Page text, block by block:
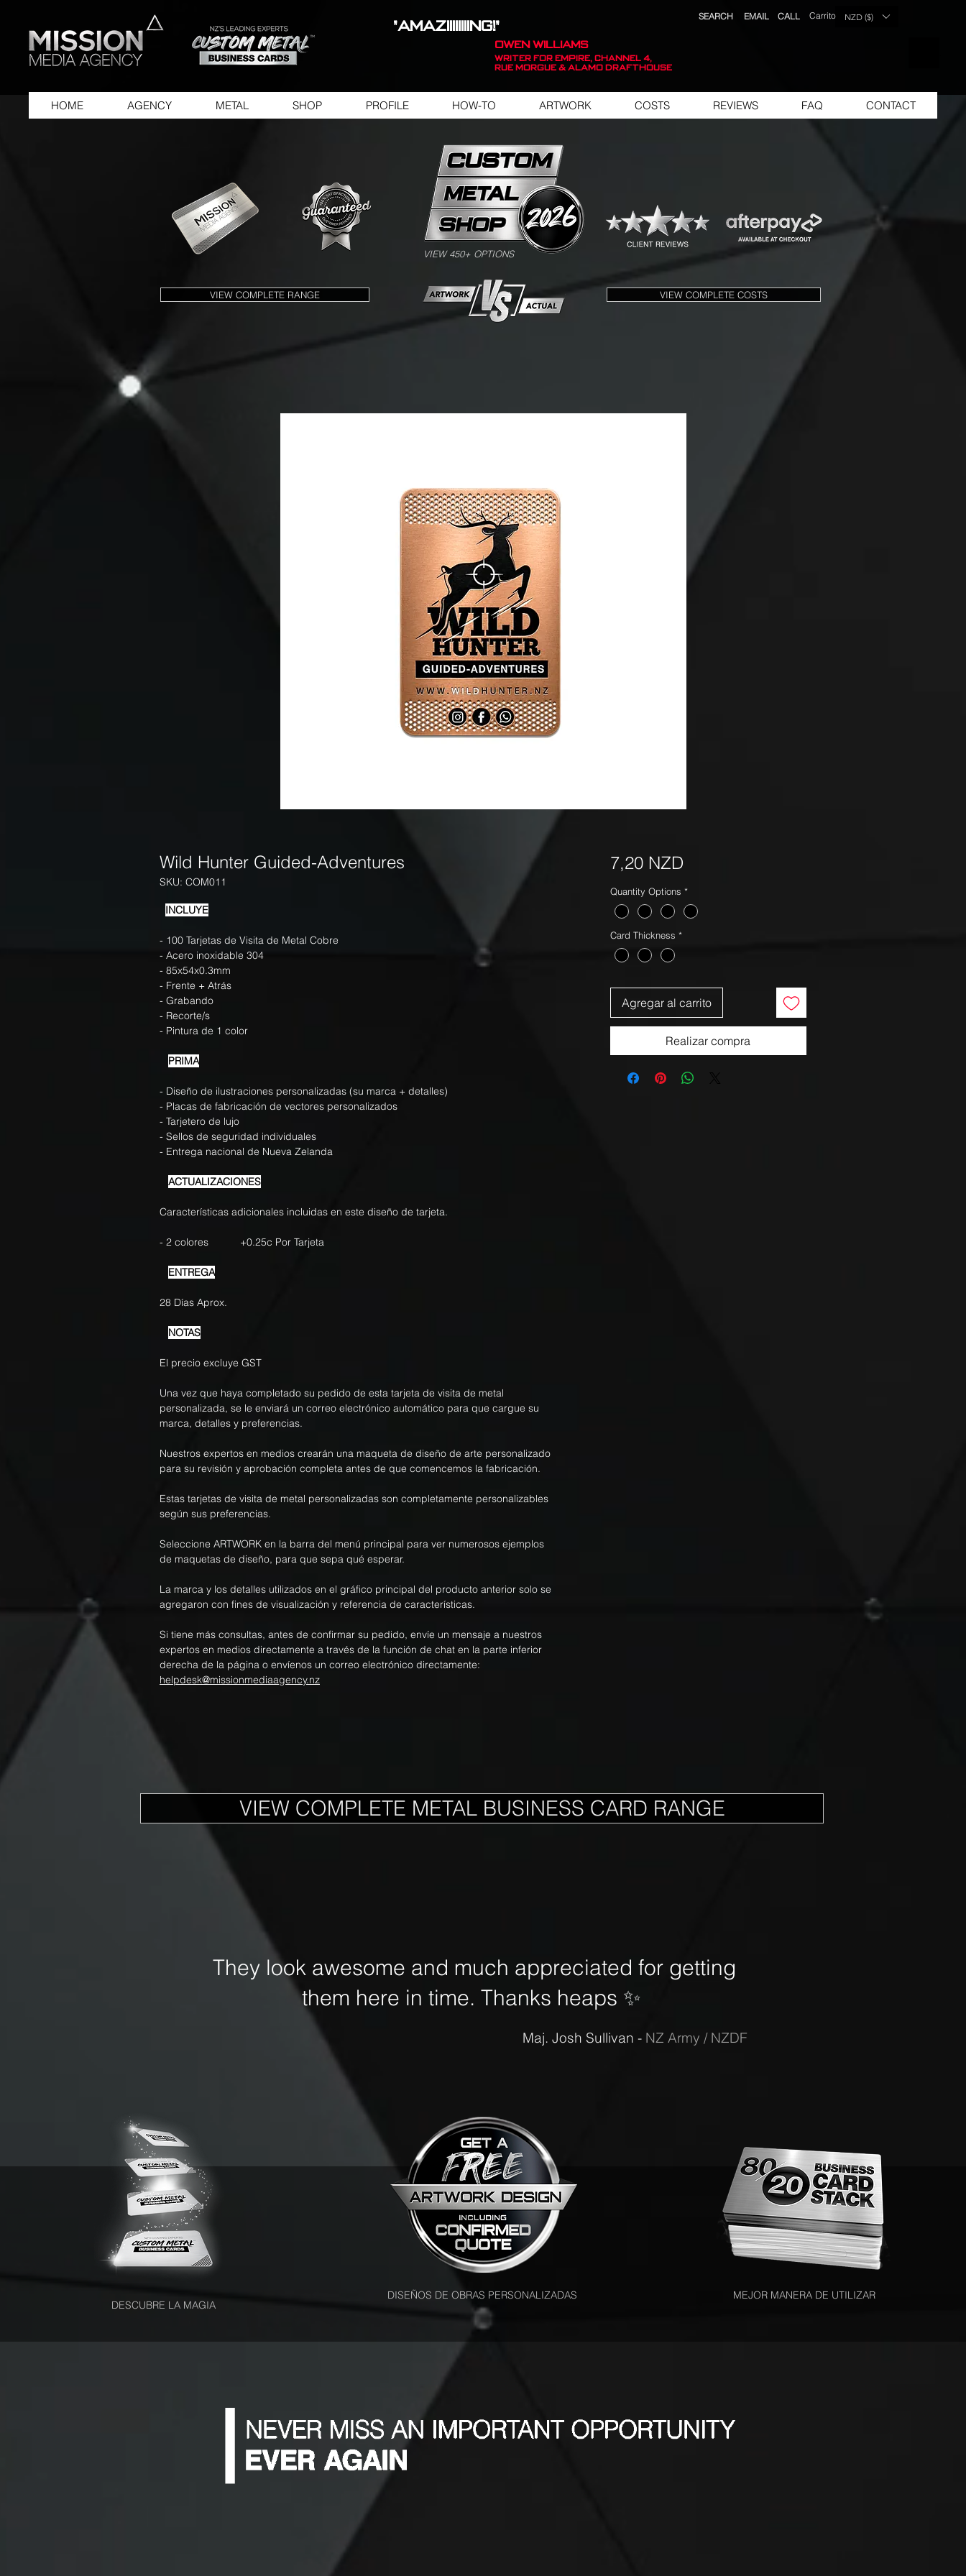
"AMAZIIIIIIIING!"
OWEN WILLIAMS
WRITER FOR EMPIRE, Channel 4,
Rue Morgue & Alamo Drafthouse
NZD ($)
CALL
SEARCH Carrito
EMAIL
HOME AGENCY METAL SHOP PROFILE HOW-TO ARTWORK COSTS REVIEWS FAQ CONTACT
SWIPE FOR ARTWORK EXAMPLES
VIEW 450+ OPTIONS
Wild Hunter Guided-Adventures
SKU: COM011
INCLUYE
- 100 Tarjetas de Visita de Metal Cobre
- Acero inoxidable 304
- 85x54x0.3mm
- Frente + Atrás
- Grabando
- Recorte/s
- Pintura de 1 color
PRIMA
- Diseño de ilustraciones personalizadas (su marca + detalles)
- Placas de fabricación de vectores personalizados
- Tarjetero de lujo
- Sellos de seguridad individuales
- Entrega nacional de Nueva Zelanda
ACTUALIZACIONES
Características adicionales incluidas en este diseño de tarjeta.
- 2 colores +0.25c Por Tarjeta
ENTREGA
28 Días Aprox.
NOTAS
El precio excluye GST
Una vez que haya completado su pedido de esta tarjeta de visita de metal
personalizada, se le enviará un correo electrónico automático para que cargue su
marca, detalles y preferencias.
Nuestros expertos en medios crearán una maqueta de diseño de arte personalizado
para su revisión y aprobación completa antes de que comencemos la fabricación.
Estas tarjetas de visita de metal personalizadas son completamente personalizables
según sus preferencias.
Seleccione ARTWORK en la barra del menú principal para ver numerosos ejemplos
de maquetas de diseño, para que sepa qué esperar.
La marca y los detalles utilizados en el gráfico principal del producto anterior solo se
agregaron con fines de visualización y referencia de características.
Si tiene más consultas, antes de confirmar su pedido, envíe un mensaje a nuestros
expertos en medios directamente a través de la función de chat en la parte inferior
derecha de la página o envíenos un correo electrónico directamente:
helpdesk@missionmediaagency.nz
7,20 NZDPrecio
Quantity Options *
Card Thickness *
Agregar al carrito
Realizar compra
VIEW COMPLETE RANGE VIEW COMPLETE COSTS
VIEW COMPLETE METAL BUSINESS CARD RANGE
They look awesome and much appreciated for getting
them here in time. Thanks heaps ✨
Maj. Josh Sullivan - NZ Army / NZDF
DESCUBRE LA MAGIA
DISEÑOS DE OBRAS PERSONALIZADAS MEJOR MANERA DE UTILIZAR